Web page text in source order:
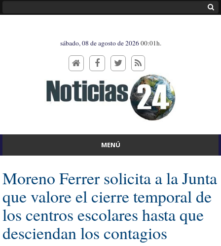
sábado, 08 de agosto de 202600:01h.
MENÚ
Moreno Ferrer solicita a la Junta
que valore el cierre temporal de
los centros escolares hasta que
desciendan los contagios